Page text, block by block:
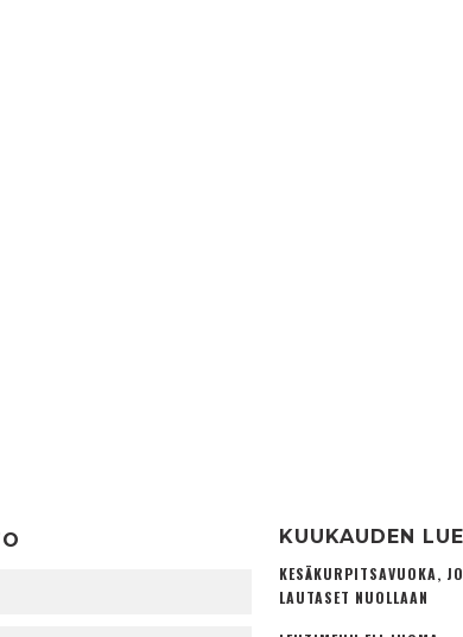
KUUKAUDEN
KESÄKURPITSAVUOKA,
LAUTASET NUOLLAAN